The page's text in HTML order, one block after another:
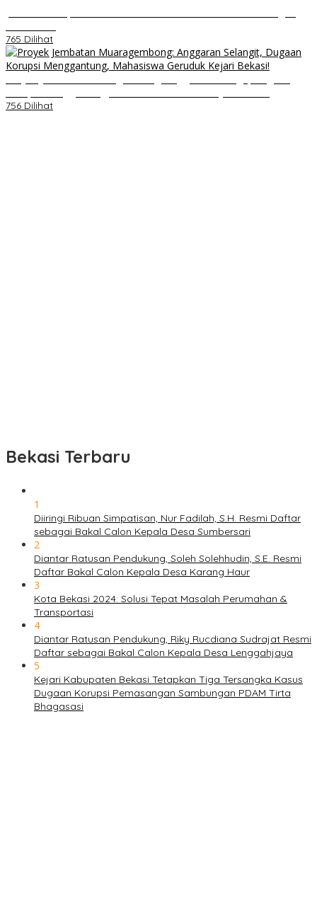
765 Dilihat
756 Dilihat
Bekasi Terbaru
1
Diiringi Ribuan Simpatisan, Nur Fadilah, S.H. Resmi Daftar
sebagai Bakal Calon Kepala Desa Sumbersari
2
Diantar Ratusan Pendukung, Soleh Solehhudin, S.E. Resmi
Daftar Bakal Calon Kepala Desa Karang Haur
3
Kota Bekasi 2024: Solusi Tepat Masalah Perumahan &
Transportasi
4
Diantar Ratusan Pendukung, Riky Rucdiana Sudrajat Resmi
Daftar sebagai Bakal Calon Kepala Desa Lenggahjaya
5
Kejari Kabupaten Bekasi Tetapkan Tiga Tersangka Kasus
Dugaan Korupsi Pemasangan Sambungan PDAM Tirta
Bhagasasi